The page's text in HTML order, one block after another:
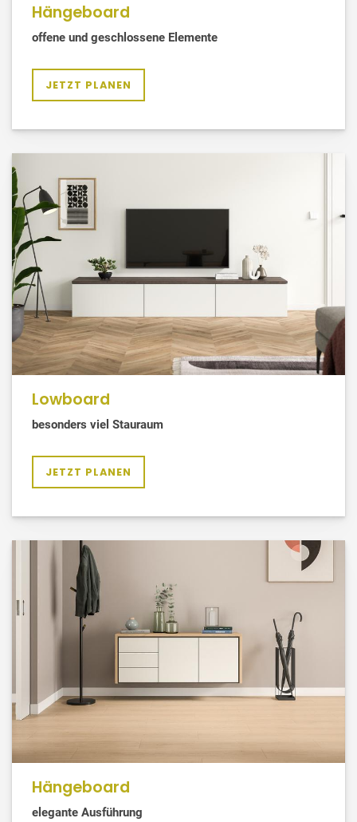
Hängeboard
offene und geschlossene Elemente
JETZT PLANEN
Lowboard
besonders viel Stauraum
JETZT PLANEN
Hängeboard
elegante Ausführung